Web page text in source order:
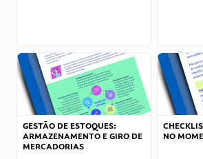
GESTÃO DE ESTOQUES:
ARMAZENAMENTO E GIRO DE
MERCADORIAS
NO